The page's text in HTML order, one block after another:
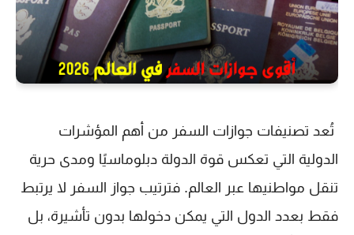
تُعد تصنيفات جوازات السفر من أهم المؤشرات
الدولية التي تعكس قوة الدولة دبلوماسيًا ومدى حرية
تنقل مواطنيها عبر العالم. فترتيب جواز السفر لا يرتبط
فقط بعدد الدول التي يمكن دخولها بدون تأشيرة، بل